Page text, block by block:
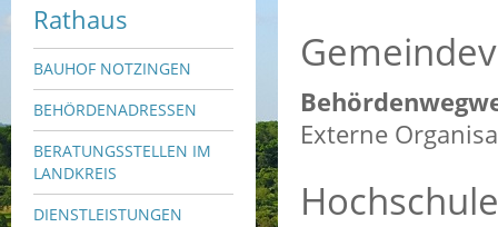
Rathaus
BAUHOF NOTZINGEN
BEHÖRDENADRESSEN
BERATUNGSSTELLEN IM
LANDKREIS
DIENSTLEISTUNGEN
Externe